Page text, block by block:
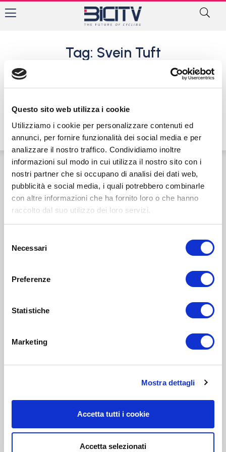
Questo sito web utilizza i cookie
Utilizziamo i cookie per personalizzare contenuti ed
annunci, per fornire funzionalità dei social media e per
analizzare il nostro traffico. Condividiamo inoltre
informazioni sul modo in cui utilizza il nostro sito con i
nostri partner che si occupano di analisi dei dati web,
pubblicità e social media, i quali potrebbero combinarle
con altre informazioni che ha fornito loro o che hanno
raccolto dal suo utilizzo dei loro servizi.
delNecessari
Preferenze
Statistiche
Marketing
Mostra dettagli
Accetta tutti i cookie
Accetta selezionati
Tag: Svein Tuft
Giro: a Belfast vince l'Orica.
Svein Tuft prima maglia rosa
9 Maggio 2015